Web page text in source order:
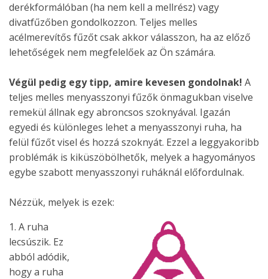
derékformálóban (ha nem kell a mellrész) vagy
divatfűzőben gondolkozzon. Teljes melles
acélmerevítős fűzőt csak akkor válasszon, ha az előző
lehetőségek nem megfelelőek az Ön számára.
Végül pedig egy tipp, amire kevesen gondolnak! A
teljes melles menyasszonyi fűzők önmagukban viselve
remekül állnak egy abroncsos szoknyával. Igazán
egyedi és különleges lehet a menyasszonyi ruha, ha
felül fűzőt visel és hozzá szoknyát. Ezzel a leggyakoribb
problémák is kiküszöbölhetők, melyek a hagyományos
egybe szabott menyasszonyi ruháknál előfordulnak.
Nézzük, melyek is ezek:
1. A ruha
lecsúszik. Ez
abból adódik,
hogy a ruha